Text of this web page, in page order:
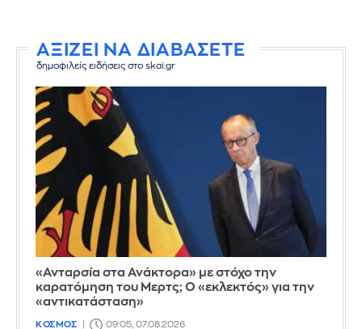
ΑΞΙΖΕΙ ΝΑ ΔΙΑΒΑΣΕΤΕ
δημοφιλείς ειδήσεις στο skai.gr
«Ανταρσία στα Ανάκτορα» με στόχο την
καρατόμηση του Μερτς; Ο «εκλεκτός» για την
«αντικατάσταση»
ΚΟΣΜΟΣ 09:05, 07.08.2026